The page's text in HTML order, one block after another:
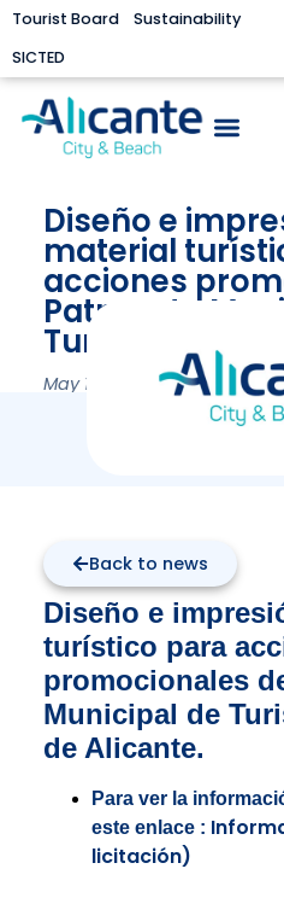
Tourist Board
Sustainability
SICTED
Diseño e
material
acciones
Patronato
Turismo y
May 16, 2019
Back to news
Diseño e
turístico para
promocionales
Municipal de
de Alicante.
Para ver la
este enlace :
licitación)